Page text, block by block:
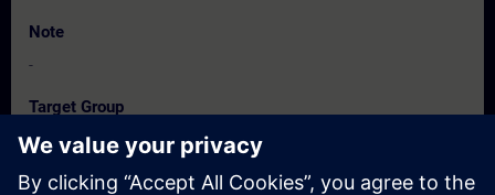
Note
-
Target Group
Operadpores